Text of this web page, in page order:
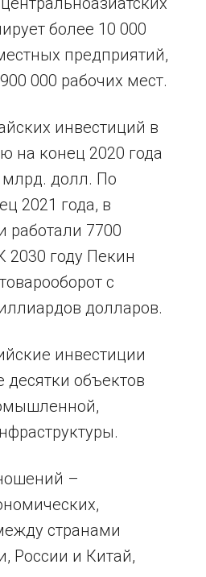
более 10 000
предприятий,
000 рабочих мест.
инвестиций в
на конец 2020 года
млрд. долл. По
2021 года, в
работали 7700
2030 году Пекин
с
долларов.
инвестиции
десятки объектов
–
странами
России и Китай,